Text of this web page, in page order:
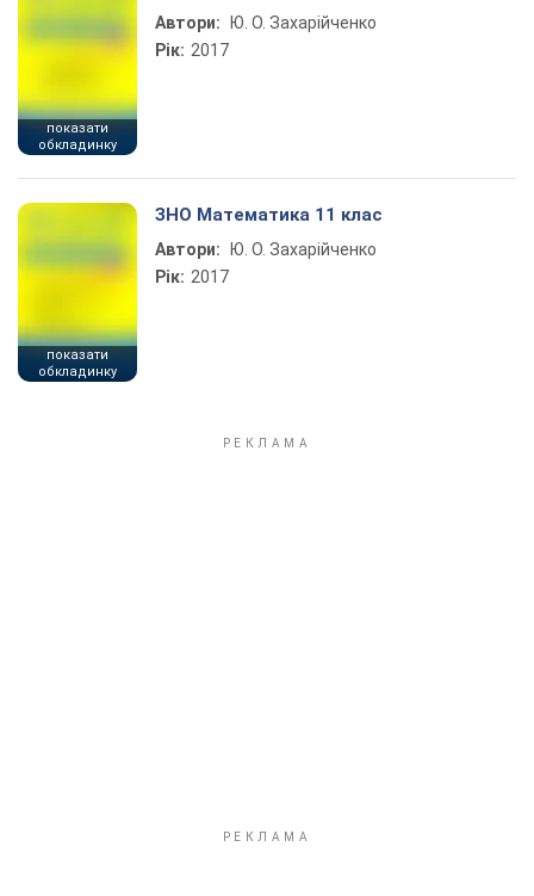
показати
обкладинку
Автори:
Ю. О. Захарійченко
Рік: 2017
показати
обкладинку
ЗНО Математика 11 клас
Автори:
Ю. О. Захарійченко
Рік: 2017